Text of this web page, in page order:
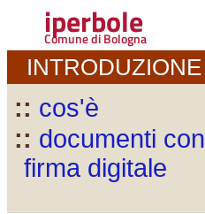
iperbole
Comune di Bologna
INTRODUZIONE
:: cos'è
:: documenti con
firma digitale